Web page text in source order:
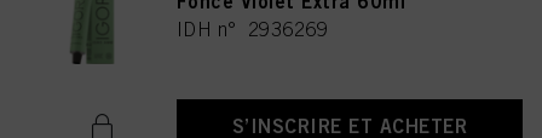
IDH n° 2936269
S’INSCRIRE ET ACHETER